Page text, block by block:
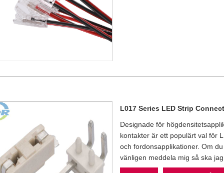
L017 Series LED Strip
Designade för
kontakter är ett populärt val för
och fordonsapplikationer. Om
vänligen meddela mig så ska